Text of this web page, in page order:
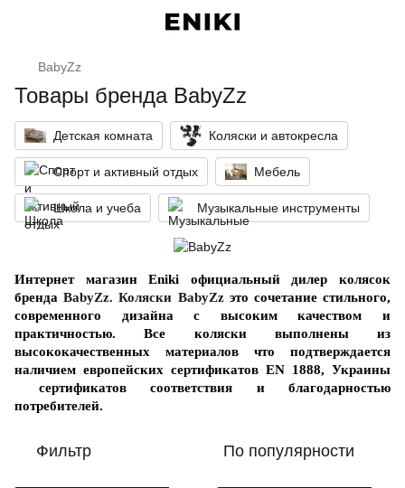
BabyZz
Товары бренда BabyZz
Детская комната Коляски и автокресла
Спорт и активный отдых Мебель
Школа и учеба Музыкальные инструменты
Интернет магазин Eniki официальный дилер колясок
брендаBabyZz. Коляски BabyZz это сочетание стильного,
современного дизайна с высоким качеством и
практичностью. Все коляски выполнены из
высококачественных материалов что подтверждается
наличием европейских сертификатов EN 1888, Украины
сертификатов соответствия и благодарностью
потребителей.
Фильтр По популярности